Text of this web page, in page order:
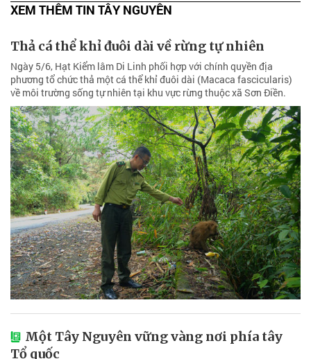
XEM THÊM TIN TÂY NGUYÊN
Thả cá thể khỉ đuôi dài về rừng tự nhiên
Ngày 5/6, Hạt Kiểm lâm Di Linh phối hợp với chính quyền địa
phương tổ chức thả một cá thể khỉ đuôi dài (Macaca fascicularis)
về môi trường sống tự nhiên tại khu vực rừng thuộc xã Sơn Điền.
Một Tây Nguyên vững vàng nơi phía tây
Tổ quốc